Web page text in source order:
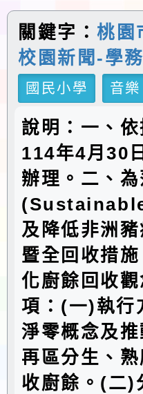
關鍵字：桃園
校園新聞-學
國民小學
音樂
說明：一、
114年4月30
辦理。二、
及降低非洲
暨全回收措
化廚餘回收
項：(一)執行
淨零概念及
再區分生、
收廚餘。(二)